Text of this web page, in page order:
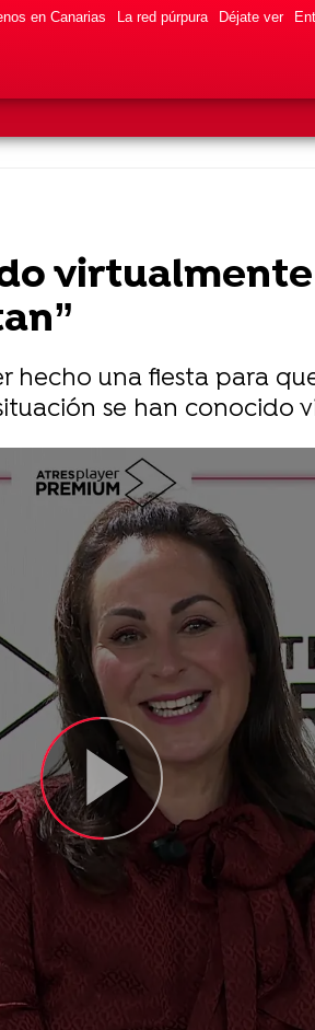
en Canarias La red púrpura Déjate ver
una fiesta para
se han conocido